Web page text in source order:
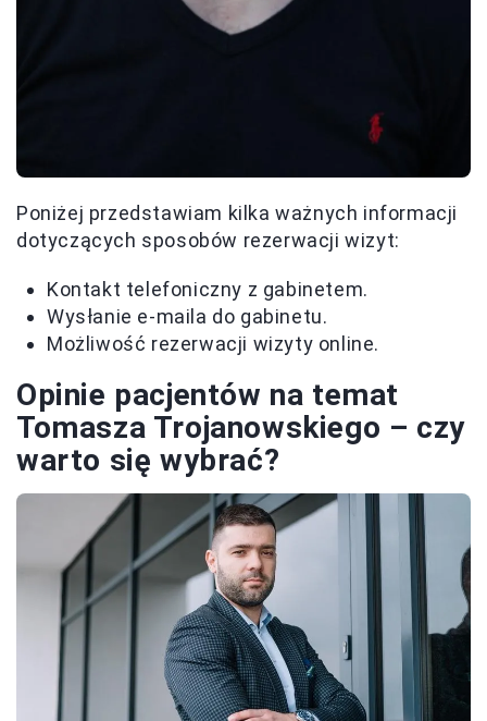
Poniżej przedstawiam kilka ważnych informacji
dotyczących sposobów rezerwacji wizyt:
Kontakt telefoniczny z gabinetem.
Wysłanie e-maila do gabinetu.
Możliwość rezerwacji wizyty online.
Opinie pacjentów na temat
Tomasza Trojanowskiego – czy
warto się wybrać?